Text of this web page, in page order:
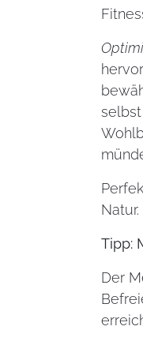
Natur.
Tipp:
Der